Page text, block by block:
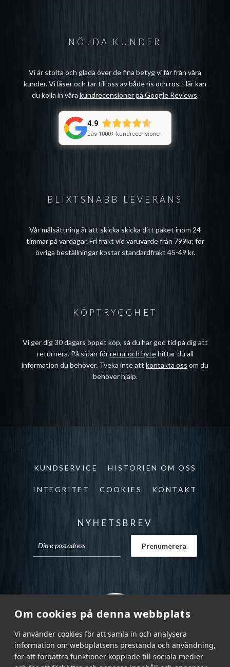
Om cookies på denna webbplats
Vi använder cookies för att samla in och analysera
information om webbplatsens prestanda och användning,
för att förbättra funktioner kopplade till sociala medier
BLIXTSNABB LEVERANS
Vår målsättning är att skicka skicka ditt paket inom 24
timmar på vardagar. Fri frakt vid varuvärde från 799kr, för
övriga beställningar kostar standardfrakt 45-49 kr.
NÖJDA KUNDER
Vi är stolta och glada över de fina betyg vi får från våra
kunder. Vi läser och tar till oss av både ris och ros. Här kan
du kolla in våra kundrecensioner på Google Reviews.
4.9
Läs 1000+ kundrecensioner
KÖPTRYGGHET
Vi ger dig 30 dagars öppet köp, så du har god tid på dig att
returnera. På sidan förretur och bytehittar du all
information du behöver. Tveka inte att kontakta oss om du
behöver hjälp.
KUNDSERVICE HISTORIEN OM OSS
INTEGRITET COOKIES KONTAKT
NYHETSBREV